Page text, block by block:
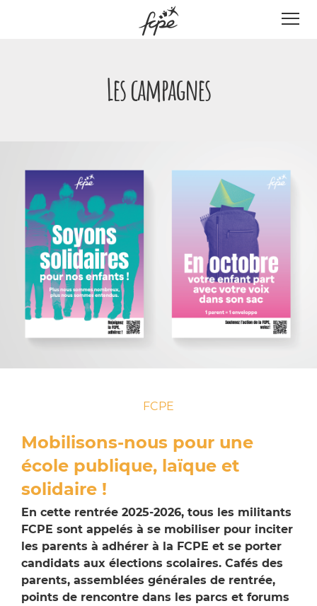
Les campagnes
FCPE
Mobilisons-nous pour une
école publique, laïque et
solidaire !
En cette rentrée 2025-2026, tous les militants
FCPE sont appelés à se mobiliser pour inciter
les parents à adhérer à la FCPE et se porter
candidats aux élections scolaires. Cafés des
parents, assemblées générales de rentrée,
points de rencontre dans les parcs et forums
Panneau de gestion des cookies